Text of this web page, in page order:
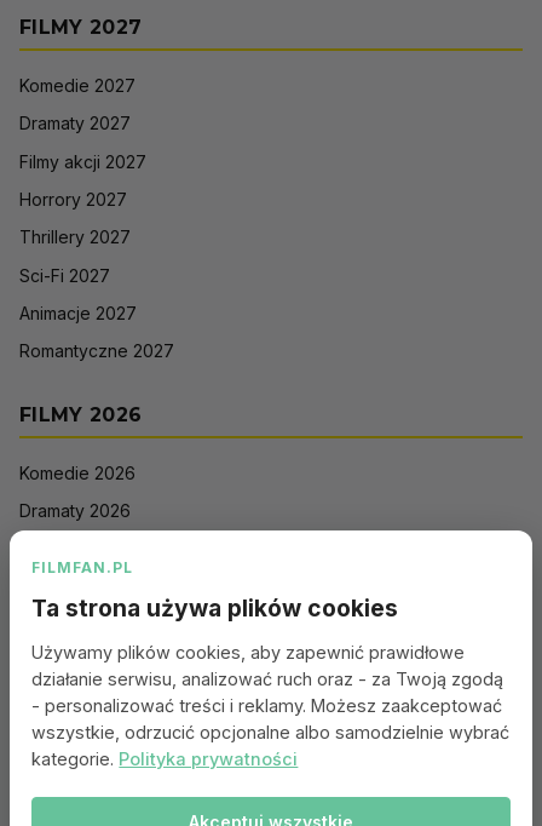
FILMY 2027
Komedie 2027
Dramaty 2027
Filmy akcji 2027
Horrory 2027
Thrillery 2027
Sci-Fi 2027
Animacje 2027
Romantyczne 2027
FILMY 2026
Komedie 2026
Dramaty 2026
Sci-Fi 2026
Animacje 2026
Romantyczne 2026
FILMFAN.PL
Ta strona używa plików cookies
Używamy plików cookies, aby zapewnić prawidłowe
działanie serwisu, analizować ruch oraz - za Twoją zgodą
- personalizować treści i reklamy. Możesz zaakceptować
wszystkie, odrzucić opcjonalne albo samodzielnie wybrać
kategorie. Polityka prywatności
Akceptuj wszystkie